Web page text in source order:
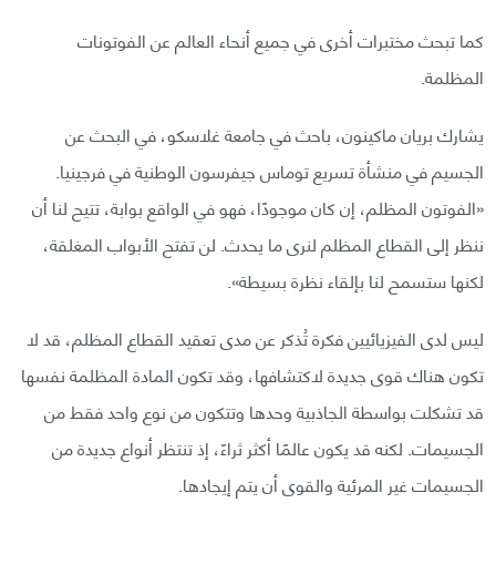
كما تبحث مختبرات أخرى في جميع أنحاء العالم عن الفوتونات
المظلمة.
يشارك بريان ماكينون، باحث في جامعة غلاسكو، في البحث عن
الجسيم في منشأة تسريع توماس جيفرسون الوطنية في فرجينيا.
«الفوتون المظلم، إن كان موجودًا، فهو في الواقع بوابة، تتيح لنا أن
ننظر إلى القطاع المظلم لنرى ما يحدث. لن تفتح الأبواب المغلقة،
لكنها ستسمح لنا بإلقاء نظرة بسيطة».
ليس لدى الفيزيائيين فكرة تُذكر عن مدى تعقيد القطاع المظلم، قد لا
تكون هناك قوى جديدة لاكتشافها، وقد تكون المادة المظلمة نفسها
قد تشكلت بواسطة الجاذبية وحدها وتتكون من نوع واحد فقط من
الجسيمات. لكنه قد يكون عالمًا أكثر ثراءً، إذ تنتظر أنواع جديدة من
الجسيمات غير المرئية والقوى أن يتم إيجادها.